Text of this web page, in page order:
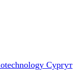
Сургут